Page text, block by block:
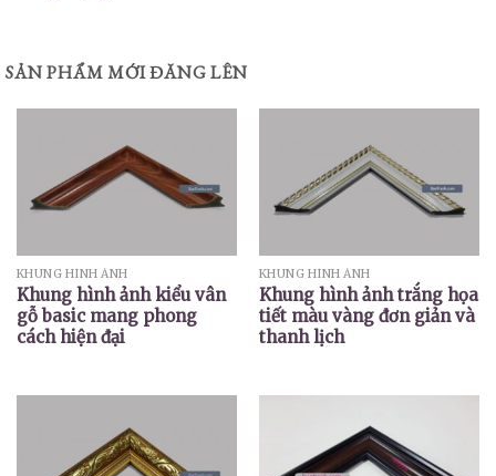
SẢN PHẨM MỚI ĐĂNG LÊN
KHUNG HÌNH ẢNH
Khung hình ảnh kiểu vân
gỗ basic mang phong
cách hiện đại
KHUNG HÌNH ẢNH
Khung hình ảnh trắng họa
tiết màu vàng đơn giản và
thanh lịch